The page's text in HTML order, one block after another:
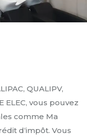
QUALIPV,
ELEC, vous pouvez
comme Ma
d‘impôt. Vous